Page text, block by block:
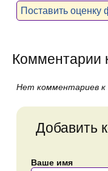
Поставить оценку
Комментарии
Нет комментариев
Добавить
Ваше имя